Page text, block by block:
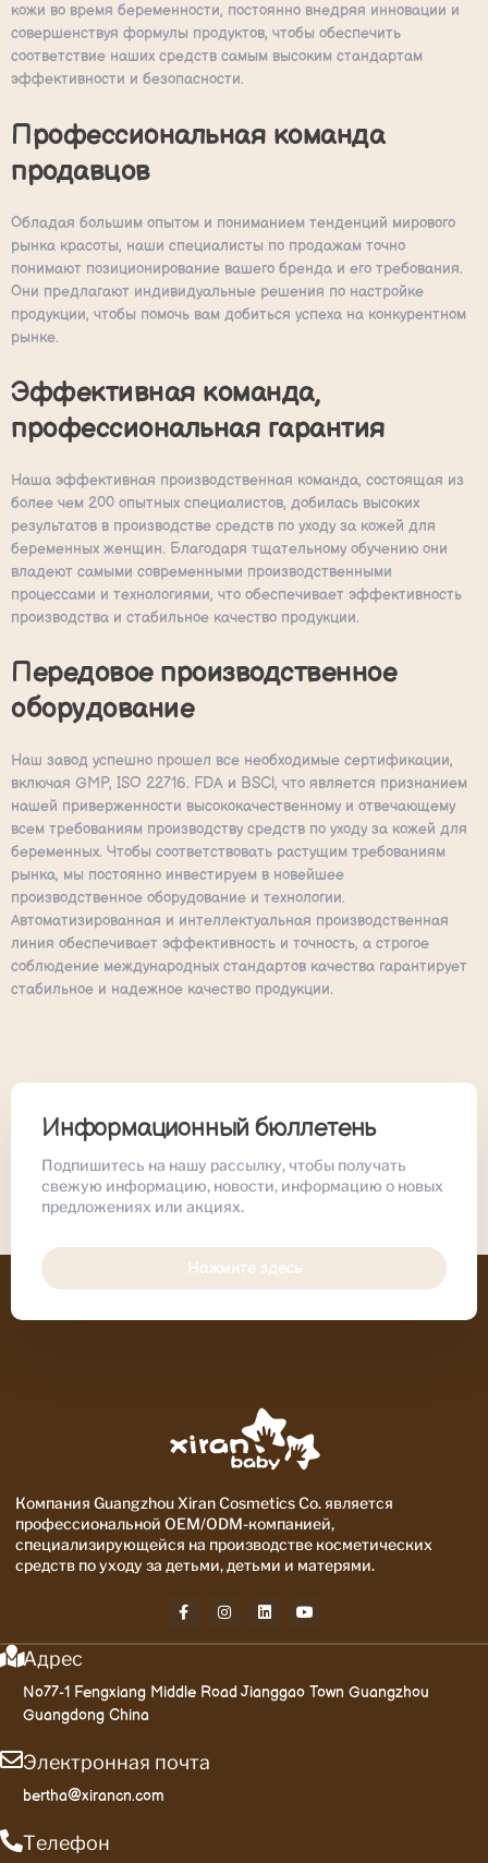
кожи во время беременности, постоянно внедряя инновации и
совершенствуя формулы продуктов, чтобы обеспечить
соответствие наших средств самым высоким стандартам
эффективности и безопасности.
Профессиональная команда
продавцов
Обладая большим опытом и пониманием тенденций мирового
рынка красоты, наши специалисты по продажам точно
понимают позиционирование вашего бренда и его требования.
Они предлагают индивидуальные решения по настройке
продукции, чтобы помочь вам добиться успеха на конкурентном
рынке.
Эффективная команда,
профессиональная гарантия
Наша эффективная производственная команда, состоящая из
более чем 200 опытных специалистов, добилась высоких
результатов в производстве средств по уходу за кожей для
беременных женщин. Благодаря тщательному обучению они
владеют самыми современными производственными
процессами и технологиями, что обеспечивает эффективность
производства и стабильное качество продукции.
Передовое производственное
оборудование
Наш завод успешно прошел все необходимые сертификации,
включая GMP, ISO 22716. FDA и BSCl, что является признанием
нашей приверженности высококачественному и отвечающему
всем требованиям производству средств по уходу за кожей для
беременных. Чтобы соответствовать растущим требованиям
рынка, мы постоянно инвестируем в новейшее
производственное оборудование и технологии.
Автоматизированная и интеллектуальная производственная
линия обеспечивает эффективность и точность, а строгое
соблюдение международных стандартов качества гарантирует
стабильное и надежное качество продукции.
Информационный бюллетень
Подпишитесь на нашу рассылку, чтобы получать
свежую информацию, новости, информацию о новых
предложениях или акциях.
Нажмите здесь
Компания Guangzhou Xiran Cosmetics Co. является
профессиональной OEM/ODM-компанией,
специализирующейся на производстве косметических
средств по уходу за детьми, детьми и матерями.
Адрес
No77-1 Fengxiang Middle Road Jianggao Town Guangzhou
Guangdong China
Электронная почта
bertha@xirancn.com
Телефон